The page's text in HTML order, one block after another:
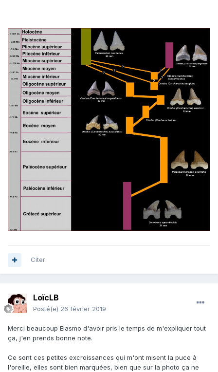
Citer
LoïcLB
Posté(e) 26 février 2019
Merci beaucoup Elasmo d'avoir pris le temps de m'expliquer tout
ça, j'en prends bonne note.
Ce sont ces petites excroissances qui m'ont misent la puce à
l'oreille, elles sont bien marquées, bien que sur la photo ça ne